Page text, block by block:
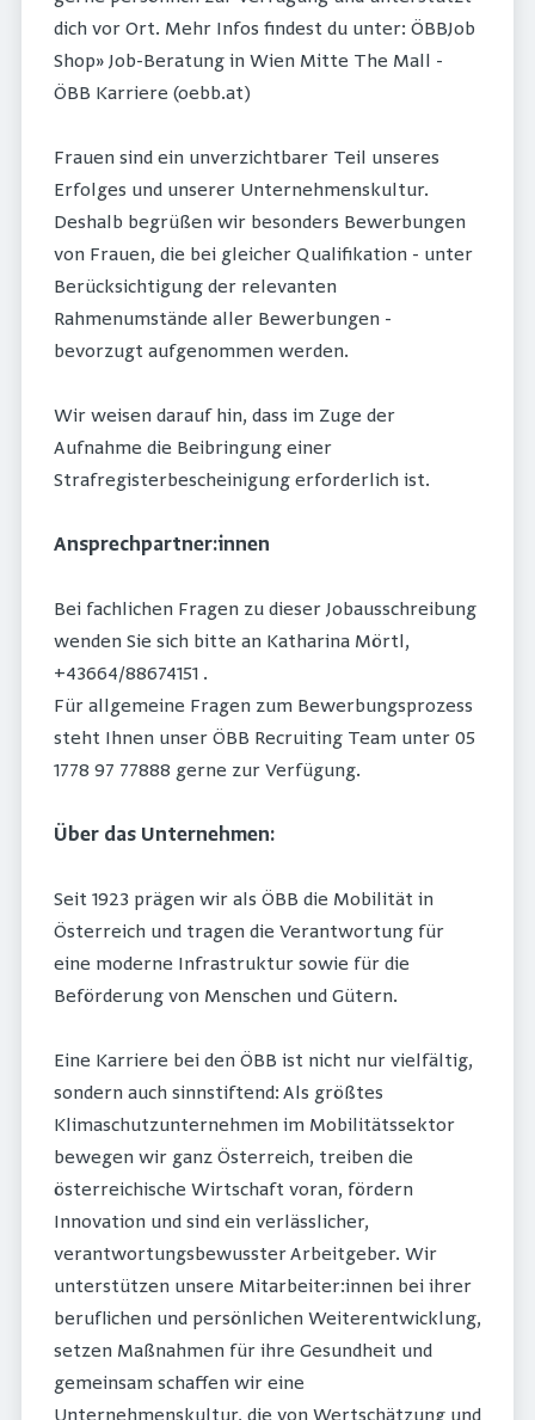
dich vor Ort. Mehr Infos findest du unter: ÖBBJob
Shop» Job-Beratung in Wien Mitte The Mall -
ÖBB Karriere (oebb.at)
Frauen sind ein unverzichtbarer Teil unseres
Erfolges und unserer Unternehmenskultur.
Deshalb begrüßen wir besonders Bewerbungen
von Frauen, die bei gleicher Qualifikation - unter
Berücksichtigung der relevanten
Rahmenumstände aller Bewerbungen -
bevorzugt aufgenommen werden.
Wir weisen darauf hin, dass im Zuge der
Aufnahme die Beibringung einer
Strafregisterbescheinigung erforderlich ist.
Ansprechpartner:innen
Bei fachlichen Fragen zu dieser Jobausschreibung
wenden Sie sich bitte an Katharina Mörtl,
+43664/88674151 .
Für allgemeine Fragen zum Bewerbungsprozess
steht Ihnen unser ÖBB Recruiting Team unter 05
1778 97 77888 gerne zur Verfügung.
Über das Unternehmen:
Seit 1923 prägen wir als ÖBB die Mobilität in
Österreich und tragen die Verantwortung für
eine moderne Infrastruktur sowie für die
Beförderung von Menschen und Gütern.
Eine Karriere bei den ÖBB ist nicht nur vielfältig,
sondern auch sinnstiftend: Als größtes
Klimaschutzunternehmen im Mobilitätssektor
bewegen wir ganz Österreich, treiben die
österreichische Wirtschaft voran, fördern
Innovation und sind ein verlässlicher,
verantwortungsbewusster Arbeitgeber. Wir
unterstützen unsere Mitarbeiter:innen bei ihrer
beruflichen und persönlichen Weiterentwicklung,
setzen Maßnahmen für ihre Gesundheit und
gemeinsam schaffen wir eine